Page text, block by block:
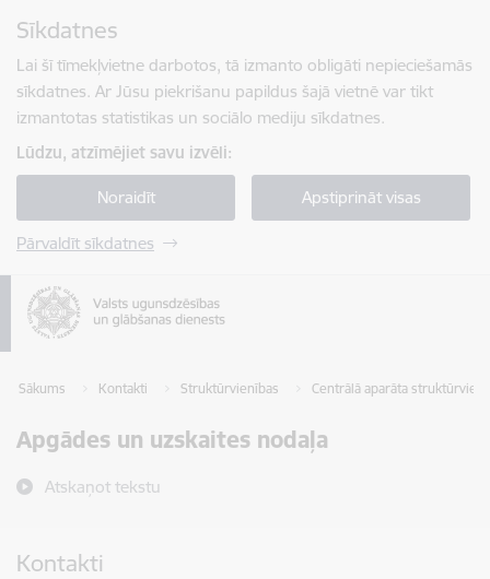
Sīkdatnes
Lai šī tīmekļvietne darbotos, tā izmanto obligāti nepieciešamās
sīkdatnes. Ar Jūsu piekrišanu papildus šajā vietnē var tikt
izmantotas statistikas un sociālo mediju sīkdatnes.
Lūdzu, atzīmējiet savu izvēli:
Noraidīt Apstiprināt visas
Pārvaldīt sīkdatnes
Sākums Kontakti Struktūrvienības Centrālā aparāta
Apgādes un uzskaites nodaļa
Atskaņot tekstu
Kontakti